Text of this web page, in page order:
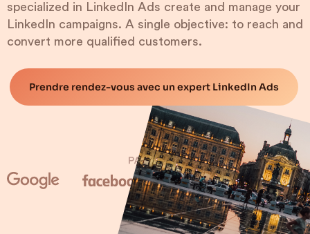
specialized in LinkedIn Ads create and manage your
LinkedIn campaigns. A single objective: to reach and
convert more qualified customers.
Prendre rendez-vous avec un expert LinkedIn Ads